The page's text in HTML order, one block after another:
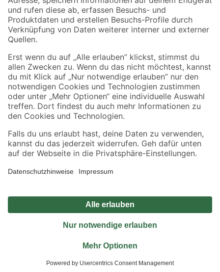
Zahlungsarten Versandarten
Sicher einkaufen
Jetzt die toom-App herunterladen
Alle Preisangaben in EUR inkl. gesetzl. MwSt.. Die dargestellten Angebote sind unter
Umständen nicht in allen Märkten verfügbar. Die angegebenen Verfügbarkeiten beziehen
Produkte nur solange der Vorrat reicht.
*Paketversand ab 59 € versandkostenfrei, gilt nicht für Artikel mit Speditionsversand, hier
Privatsphäre Impressum
Nutzungsbedingungen
Widerrufsrecht
Vertrag widerrufen
© 2026 toom Baumarkt GmbH